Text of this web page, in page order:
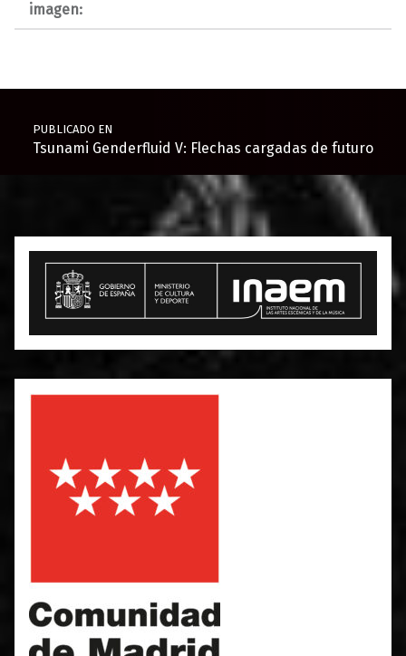
imagen:
Navegación de entradas
PUBLICADO EN
Tsunami Genderfluid V: Flechas cargadas de futuro